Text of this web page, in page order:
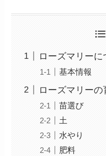
ローズマリーに
基本情報
ローズマリーの
苗選び
土
水やり
肥料